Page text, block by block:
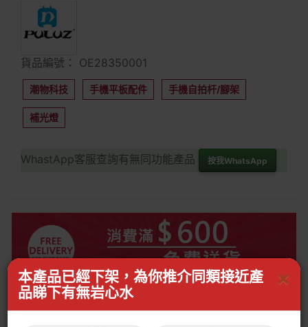
貨品編號： OE28350001
潮物科技 手機平板配件 手機自拍杆/腳架
補光燈
WhastApp客服查詢有無同功能產品 按我WhatsApp
×
本產品已經下架，為你推介同類接近產
品睇下有無岩心水